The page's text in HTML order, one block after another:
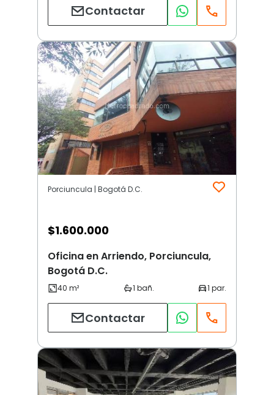
Contactar
Porciuncula | Bogotá D.C.
$1.600.000
Oficina en Arriendo, Porciuncula,
Bogotá D.C.
Contactar